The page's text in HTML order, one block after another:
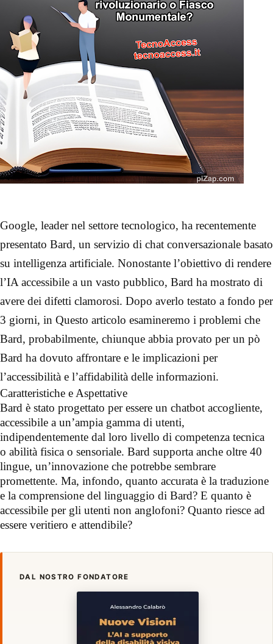
Google, leader nel settore tecnologico, ha recentemente
presentato Bard, un servizio di chat conversazionale basato
su intelligenza artificiale. Nonostante l’obiettivo di rendere
l’IA accessibile a un vasto pubblico, Bard ha mostrato di
avere dei difetti clamorosi. Dopo averlo testato a fondo per
3 giorni, in Questo articolo esamineremo i problemi che
Bard, probabilmente, chiunque abbia provato per un pò
Bard ha dovuto affrontare e le implicazioni per
l’accessibilità e l’affidabilità delle informazioni.
Caratteristiche e Aspettative
Bard è stato progettato per essere un chatbot accogliente,
accessibile a un’ampia gamma di utenti,
indipendentemente dal loro livello di competenza tecnica
o abilità fisica o sensoriale. Bard supporta anche oltre 40
lingue, un’innovazione che potrebbe sembrare
promettente. Ma, infondo, quanto accurata è la traduzione
e la comprensione del linguaggio di Bard? E quanto è
accessibile per gli utenti non anglofoni? Quanto riesce ad
essere veritiero e attendibile?
DAL NOSTRO FONDATORE